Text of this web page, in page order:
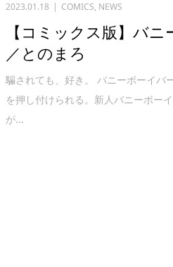
2023.01.18 COMICS, NEWS
【コミックス版】バ
／とのまろ
騙されても、好き。 バニーボーイバ
を押し付けられる。新人バニーボー
が...